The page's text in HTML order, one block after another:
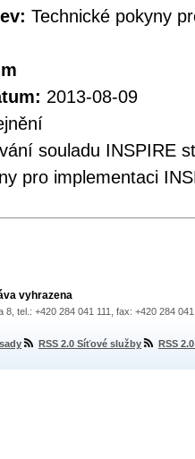
Technické pokyny
2013-08-09
souladu INSPIRE
pro implementaci
vyhrazena
8, tel.: +420 284 041 111, fax: +420 284
RSS 2.0 Síťové služby RSS